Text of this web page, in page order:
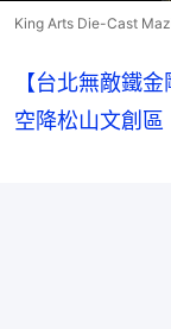
King Arts Die-Cast
【台北無敵鐵
空降松山文創區